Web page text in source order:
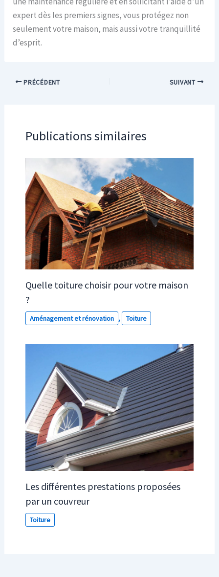
expert dès les premiers signes, vous protégez non
seulement votre maison, mais aussi votre tranquillité
d’esprit.
PRÉCÉDENT SUIVANT
Publications similaires
Quelle toiture choisir pour votre maison
?
Aménagement et rénovation , Toiture
Les différentes prestations proposées
par un couvreur
Toiture